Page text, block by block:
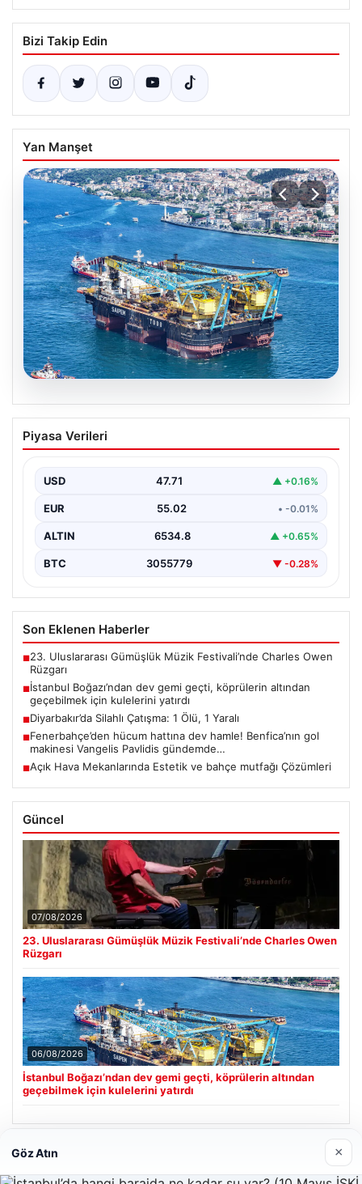
Bizi Takip Edin
Yan Manşet
06.08.2026
İstanbul Boğazı’ndan dev gemi geçti,
köprülerin altından geçebilmek için
Bahama bayraklı yarı batık vinç ve boru döşeme gemisi
Piyasa Verileri
USD 47.71 ▲ +0.16%
EUR 55.02 • -0.01%
ALTIN 6534.8 ▲ +0.65%
BTC 3055779 ▼ -0.28%
Son Eklenen Haberler
■23. Uluslararası Gümüşlük Müzik Festivali’nde Charles Owen
Rüzgarı
■İstanbul Boğazı’ndan dev gemi geçti, köprülerin altından
geçebilmek için kulelerini yatırdı
■Diyarbakır’da Silahlı Çatışma: 1 Ölü, 1 Yaralı
■Fenerbahçe’den hücum hattına dev hamle! Benfica’nın gol
makinesi Vangelis Pavlidis gündemde…
■Açık Hava Mekanlarında Estetik ve bahçe mutfağı Çözümleri
Güncel
07/08/2026
23. Uluslararası Gümüşlük Müzik Festivali’nde Charles Owen
Rüzgarı
06/08/2026
İstanbul Boğazı’ndan dev gemi geçti, köprülerin altından
geçebilmek için kulelerini yatırdı
Son Eklenen Firmalar
Göz Atın ×